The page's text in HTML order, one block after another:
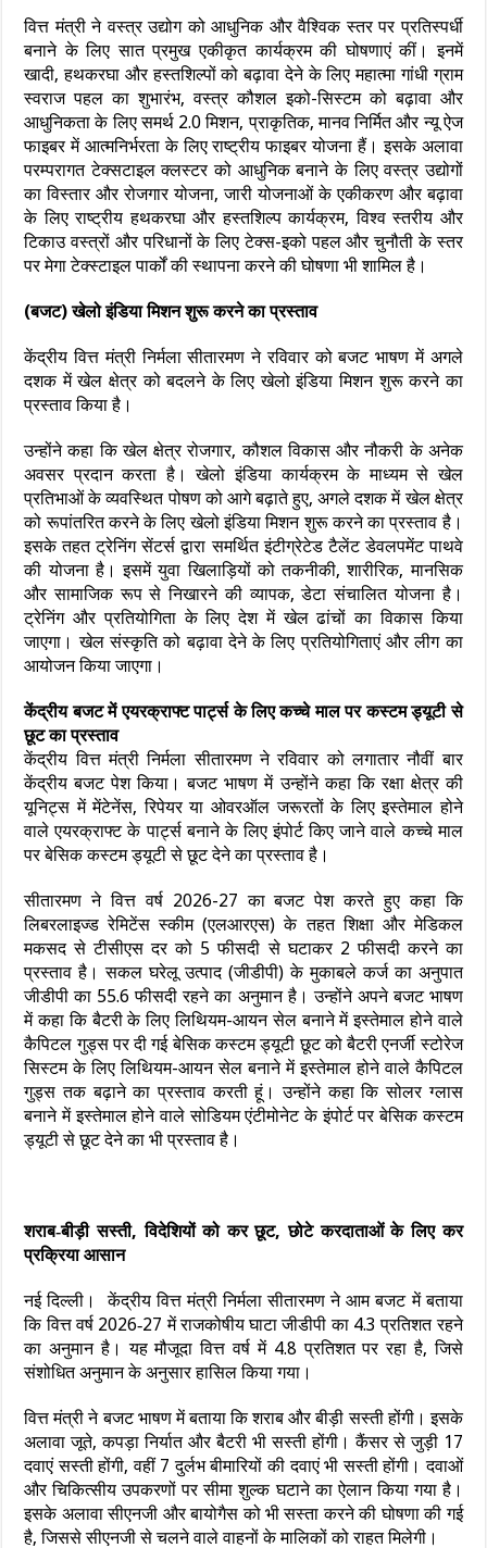
वित्त मंत्री ने वस्त्र उद्योग को आधुनिक और वैश्विक स्तर पर प्रतिस्पर्धी
बनाने के लिए सात प्रमुख एकीकृत कार्यक्रम की घोषणाएं कीं। इनमें
खादी, हथकरघा और हस्तशिल्पों को बढ़ावा देने के लिए महात्मा गांधी ग्राम
स्वराज पहल का शुभारंभ, वस्त्र कौशल इको-सिस्टम को बढ़ावा और
आधुनिकता के लिए समर्थ 2.0 मिशन, प्राकृतिक, मानव निर्मित और न्यू ऐज
फाइबर में आत्मनिर्भरता के लिए राष्ट्रीय फाइबर योजना हैं। इसके अलावा
परम्परागत टेक्सटाइल क्लस्टर को आधुनिक बनाने के लिए वस्त्र उद्योगों
का विस्तार और रोजगार योजना, जारी योजनाओं के एकीकरण और बढ़ावा
के लिए राष्ट्रीय हथकरघा और हस्तशिल्प कार्यक्रम, विश्व स्तरीय और
टिकाउ वस्त्रों और परिधानों के लिए टेक्स-इको पहल और चुनौती के स्तर
पर मेगा टेक्स्टाइल पार्कों की स्थापना करने की घोषणा भी शामिल है।
(बजट) खेलो इंडिया मिशन शुरू करने का प्रस्ताव
केंद्रीय वित्त मंत्री निर्मला सीतारमण ने रविवार को बजट भाषण में अगले
दशक में खेल क्षेत्र को बदलने के लिए खेलो इंडिया मिशन शुरू करने का
प्रस्ताव किया है।
उन्होंने कहा कि खेल क्षेत्र रोजगार, कौशल विकास और नौकरी के अनेक
अवसर प्रदान करता है। खेलो इंडिया कार्यक्रम के माध्यम से खेल
प्रतिभाओं के व्यवस्थित पोषण को आगे बढ़ाते हुए, अगले दशक में खेल क्षेत्र
को रूपांतरित करने के लिए खेलो इंडिया मिशन शुरू करने का प्रस्ताव है।
इसके तहत ट्रेनिंग सेंटर्स द्वारा समर्थित इंटीग्रेटेड टैलेंट डेवलपमेंट पाथवे
की योजना है। इसमें युवा खिलाड़ियों को तकनीकी, शारीरिक, मानसिक
और सामाजिक रूप से निखारने की व्यापक, डेटा संचालित योजना है।
ट्रेनिंग और प्रतियोगिता के लिए देश में खेल ढांचों का विकास किया
जाएगा। खेल संस्कृति को बढ़ावा देने के लिए प्रतियोगिताएं और लीग का
आयोजन किया जाएगा।
केंद्रीय बजट में एयरक्राफ्ट पार्ट्स के लिए कच्चे माल पर कस्टम ड्यूटी से
छूट का प्रस्ताव
केंद्रीय वित्त मंत्री निर्मला सीतारमण ने रविवार को लगातार नौवीं बार
केंद्रीय बजट पेश किया। बजट भाषण में उन्होंने कहा कि रक्षा क्षेत्र की
यूनिट्स में मेंटेनेंस, रिपेयर या ओवरऑल जरूरतों के लिए इस्तेमाल होने
वाले एयरक्राफ्ट के पार्ट्स बनाने के लिए इंपोर्ट किए जाने वाले कच्चे माल
पर बेसिक कस्टम ड्यूटी से छूट देने का प्रस्ताव है।
सीतारमण ने वित्त वर्ष 2026-27 का बजट पेश करते हुए कहा कि
लिबरलाइज्ड रेमिटेंस स्कीम (एलआरएस) के तहत शिक्षा और मेडिकल
मकसद से टीसीएस दर को 5 फीसदी से घटाकर 2 फीसदी करने का
प्रस्ताव है। सकल घरेलू उत्‍पाद (जीडीपी) के मुकाबले कर्ज का अनुपात
जीडीपी का 55.6 फीसदी रहने का अनुमान है। उन्होंने अपने बजट भाषण
में कहा कि बैटरी के लिए लिथियम-आयन सेल बनाने में इस्तेमाल होने वाले
कैपिटल गुड्स पर दी गई बेसिक कस्टम ड्यूटी छूट को बैटरी एनर्जी स्टोरेज
सिस्टम के लिए लिथियम-आयन सेल बनाने में इस्तेमाल होने वाले कैपिटल
गुड्स तक बढ़ाने का प्रस्ताव करती हूं। उन्‍होंने कहा क‍ि सोलर ग्लास
बनाने में इस्तेमाल होने वाले सोडियम एंटीमोनेट के इंपोर्ट पर बेसिक कस्टम
ड्यूटी से छूट देने का भी प्रस्ताव है।
शराब‑बीड़ी सस्ती, विदेशियों को कर छूट, छोटे करदाताओं के लिए कर
प्रक्रिया आसान
नई दिल्ली। केंद्रीय वित्त मंत्री निर्मला सीतारमण ने आम बजट में बताया
कि वित्त वर्ष 2026‑27 में राजकोषीय घाटा जीडीपी का 4.3 प्रतिशत रहने
का अनुमान है। यह मौजूदा वित्त वर्ष में 4.8 प्रतिशत पर रहा है, जिसे
संशोधित अनुमान के अनुसार हासिल किया गया।
वित्त मंत्री ने बजट भाषण में बताया कि शराब और बीड़ी सस्ती होंगी। इसके
अलावा जूते, कपड़ा निर्यात और बैटरी भी सस्ती होंगी। कैंसर से जुड़ी 17
दवाएं सस्ती होंगी, वहीं 7 दुर्लभ बीमारियों की दवाएं भी सस्ती होंगी। दवाओं
और चिकित्सीय उपकरणों पर सीमा शुल्क घटाने का ऐलान किया गया है।
इसके अलावा सीएनजी और बायोगैस को भी सस्ता करने की घोषणा की गई
है, जिससे सीएनजी से चलने वाले वाहनों के मालिकों को राहत मिलेगी।